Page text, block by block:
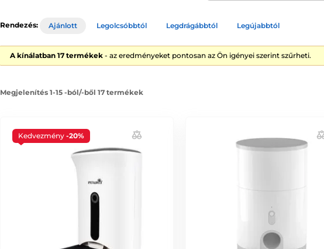
Rendezés: Ajánlott Legolcsóbbtól Legdrágábbtól Legújabbtól
A kínálatban 17 termékek - az eredményeket pontosan az Ön igényei szerint szűrheti.
Megjelenítés 1-15 -ból/-ből 17 termékek
Kedvezmény -20%